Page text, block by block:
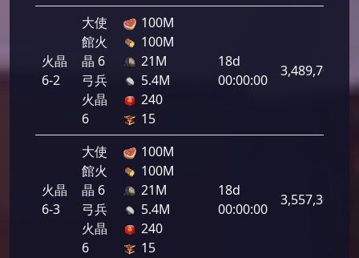
火晶
6-2
大使
館火
晶 6
弓兵
火晶
6
100M
100M
21M
5.4M
240
15
18d
00:00:00
3,489,700
火晶
6-3
大使
館火
晶 6
弓兵
火晶
6
100M
100M
21M
5.4M
240
15
18d
00:00:00
3,557,300